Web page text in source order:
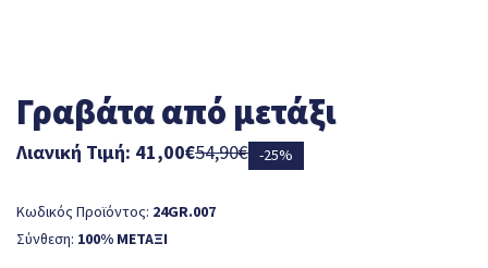
Γραβάτα από μετάξι
54,90€
Λιανική Τιμή: 41,00€ -25%
Κωδικός Προϊόντος: 24GR.007
Σύνθεση: 100% ΜΕΤΑΞΙ